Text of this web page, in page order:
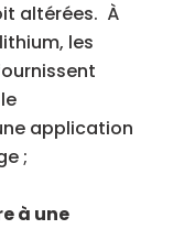
altérées. À
les
application
;
à une